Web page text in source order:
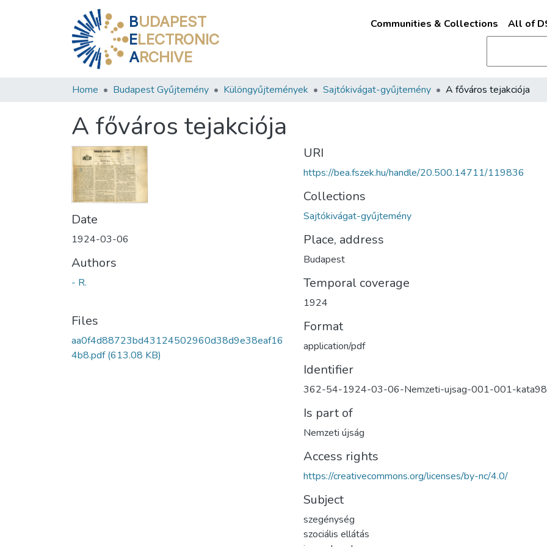
BUDAPEST
ELECTRONIC
ARCHIVE
Communities & Collections All of
Home Budapest Gyűjtemény Különgyűjtemények Sajtókivágat-gyűjtemény A főváros tejakciója
A főváros tejakciója
Date
1924-03-06
Authors
- R.
Files
aa0f4d88723bd43124502960d38d9e38eaf16
4b8.pdf(613.08 KB)
URI
https://bea.fszek.hu/handle/20.500.14711/119836
Collections
Sajtókivágat-gyűjtemény
Place, address
Budapest
Temporal coverage
1924
Format
application/pdf
Identifier
362-54-1924-03-06-Nemzeti-ujsag-001-001-
Is part of
Nemzeti újság
Access rights
https://creativecommons.org/licenses/by-nc/4.0/
Subject
szegénység
szociális ellátás